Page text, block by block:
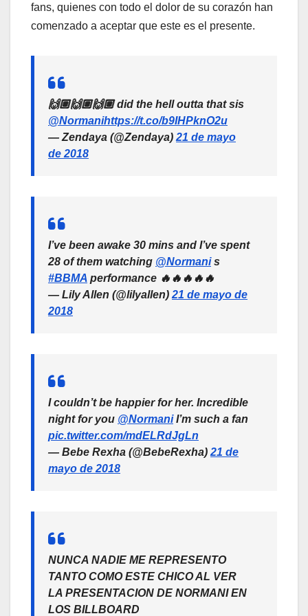
fans, quienes con todo el dolor de su corazón han
comenzado a aceptar que este es el presente.
🙌🏽🙌🏽🙌🏽 did the hell outta that sis
@Normanihttps://t.co/b9IHPknO2u
— Zendaya (@Zendaya) 21 de mayo
de 2018
I’ve been awake 30 mins and I’ve spent
28 of them watching @Normanis
#BBMA performance 🔥🔥🔥🔥🔥
— Lily Allen (@lilyallen) 21 de mayo de
2018
I couldn’t be happier for her. Incredible
night for you @NormaniI’m such a fan
pic.twitter.com/mdELRdJgLn
— Bebe Rexha (@BebeRexha) 21 de
mayo de 2018
NUNCA NADIE ME REPRESENTO
TANTO COMO ESTE CHICO AL VER
LA PRESENTACION DE NORMANI EN
LOS BILLBOARD